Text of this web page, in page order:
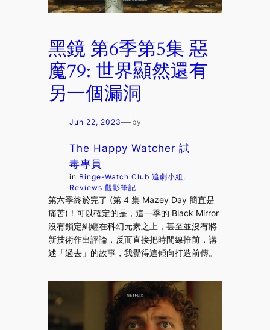
黑鏡 第6季第5集 惡
魔79: 世界顯然還有
另一個漏洞
Jun 22, 2023—by
The Happy Watcher 試
毒專員
in Binge-Watch Club 追劇小組
Reviews 觀影筆記
第六季終於完了 (第 4 集 Mazey Day 簡直是
痛苦)！可以確定的是，這一季的 Black Mirror
沒有鎖定糾纏在科幻元素之上，甚至並沒有將
新技術作出評論，反而直接把時間線推前，講
述「過去」的故事，我覺得這傾向打造前傳。